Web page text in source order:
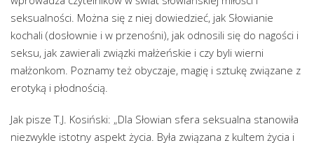
seksualności. Można się z niej dowiedzieć, jak Słowianie
kochali (dosłownie i w przenośni), jak odnosili się do nagości i
seksu, jak zawierali związki małżeńskie i czy byli wierni
małżonkom. Poznamy też obyczaje, magię i sztukę związane z
erotyką i płodnością.
Jak pisze T.J. Kosiński: „Dla Słowian sfera seksualna stanowiła
niezwykle istotny aspekt życia. Była związana z kultem życia i